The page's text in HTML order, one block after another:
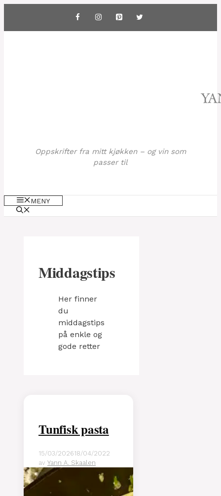
innhold
Oppskrifter fra mitt kjøkken – og vin som
passer til
MENY
Middagstips
Her finner
du
middagstips
på enkle og
gode retter
Tunfisk pasta
15/03/202618/04/2022
av Yann A. Skaalen